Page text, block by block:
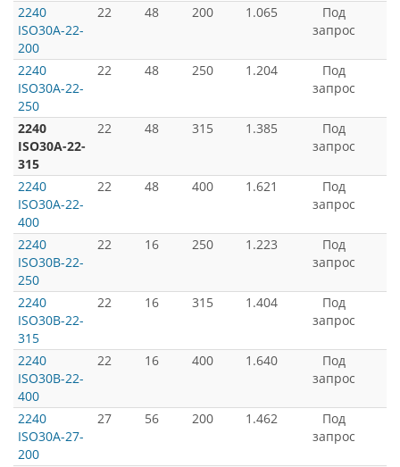
2240
ISO30A-22-
200
22 48 200 1.065
Под
запрос
2240
ISO30A-22-
250
22 48 250 1.204
Под
запрос
2240
ISO30A-22-
315
22 48 315 1.385
Под
запрос
2240
ISO30A-22-
400
22 48 400 1.621
Под
запрос
2240
ISO30B-22-
250
22 16 250 1.223
Под
запрос
2240
ISO30B-22-
315
22 16 315 1.404
Под
запрос
2240
ISO30B-22-
400
22 16 400 1.640
Под
запрос
2240
ISO30A-27-
200
27 56 200 1.462
Под
запрос